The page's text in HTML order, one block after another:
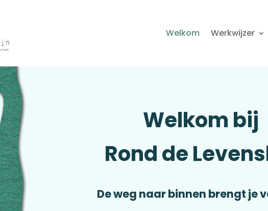
Welkom Werkwijzer
Welkom bij
Rond de
De weg naar binnen brengt je